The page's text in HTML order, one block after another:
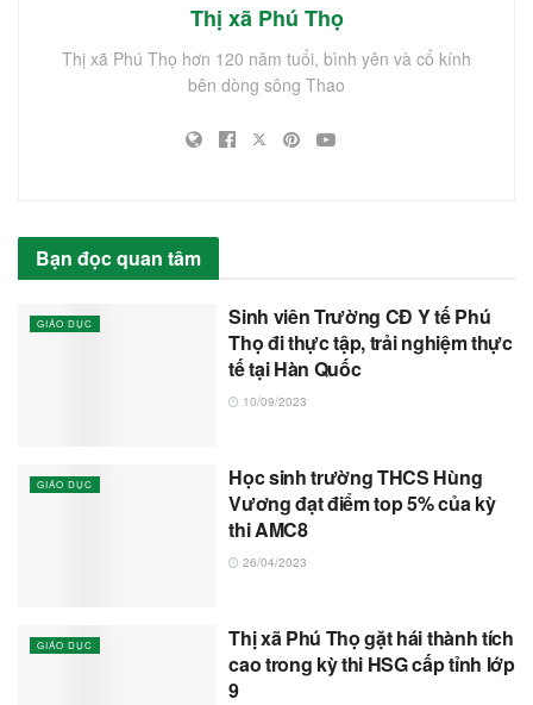
Thị xã Phú Thọ
Thị xã Phú Thọ hơn 120 năm tuổi, bình yên và cổ kính
bên dòng sông Thao
Bạn đọc quan tâm
GIÁO DỤC
Sinh viên Trường CĐ Y tế Phú
Thọ đi thực tập, trải nghiệm thực
tế tại Hàn Quốc
10/09/2023
GIÁO DỤC
Học sinh trường THCS Hùng
Vương đạt điểm top 5% của kỳ
thi AMC8
26/04/2023
GIÁO DỤC
Thị xã Phú Thọ gặt hái thành tích
cao trong kỳ thi HSG cấp tỉnh lớp
9